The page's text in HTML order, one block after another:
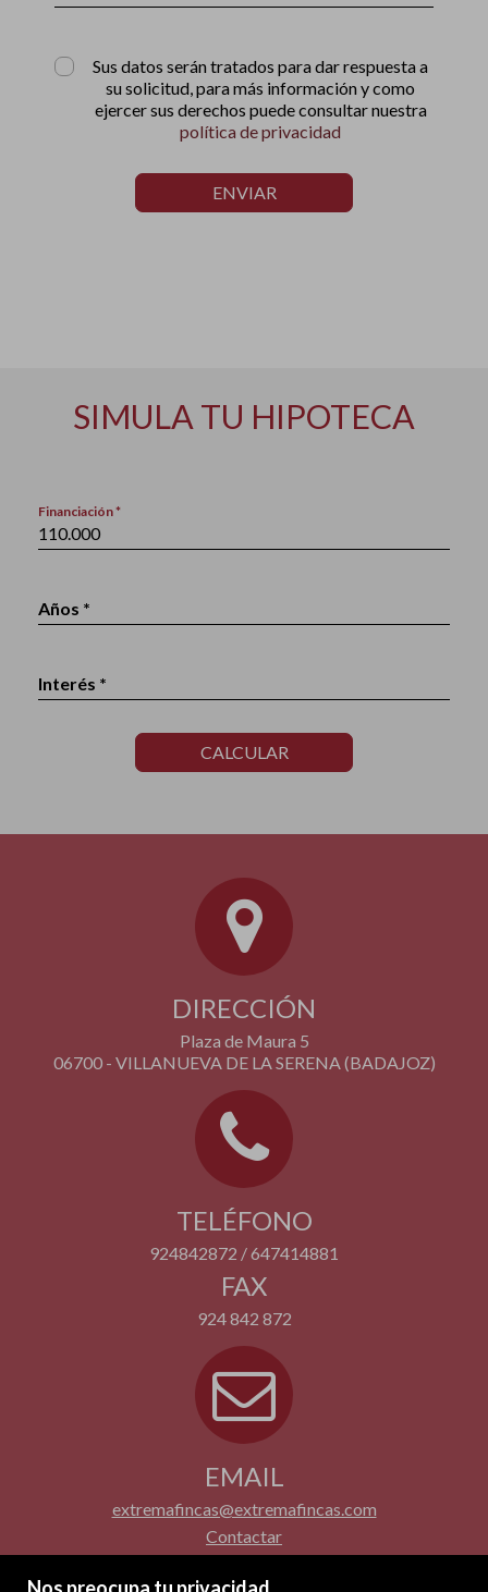
Sus datos serán tratados para dar respuesta a
su solicitud, para más información y como
ejercer sus derechos puede consultar nuestra
política de privacidad
ENVIAR
SIMULA TU HIPOTECA
Financiación *
Años *
Interés *
CALCULAR
DIRECCIÓN
Plaza de Maura 5
06700 - VILLANUEVA DE LA SERENA (BADAJOZ)
TELÉFONO
924842872 / 647414881
FAX
924 842 872
EMAIL
extremafincas@extremafincas.com
Contactar